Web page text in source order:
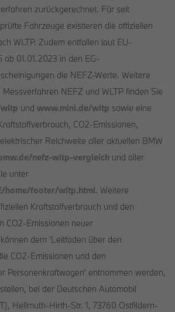
zurückgerechnet. Für seit
Fahrzeuge existieren die offiziellen
WLTP. Zudem entfallen laut EU-
ab 01.01.2023 in den EG-
die NEFZ-Werte. Weitere
NEFZ und WLTP finden Sie
und www.mini.de/wltp sowie eine
CO2-Emissionen,
Reichweite aller aktuellen BMW
nefz-wltp-vergleich und aller
unter
home/footer/wltp.html. Weitere
Kraftstoffverbrauch und den
CO2-Emissionen neuer
dem 'Leitfaden über den
CO2-Emissionen und den
Personenkraftwagen' entnommen werden,
bei der Deutschen Automobil
Hellmuth-Hirth-Str. 1, 73760 Ostfildern-